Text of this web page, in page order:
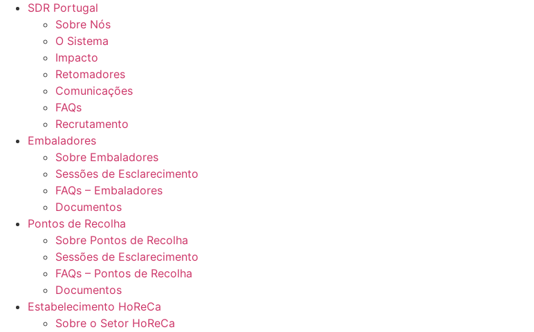
SDR Portugal
Sobre Nós
O Sistema
Impacto
Retomadores
Comunicações
FAQs
Recrutamento
Embaladores
Sobre Embaladores
Sessões de Esclarecimento
FAQs – Embaladores
Documentos
Pontos de Recolha
Sobre Pontos de Recolha
Sessões de Esclarecimento
FAQs – Pontos de Recolha
Documentos
Estabelecimento HoReCa
Sobre o Setor HoReCa